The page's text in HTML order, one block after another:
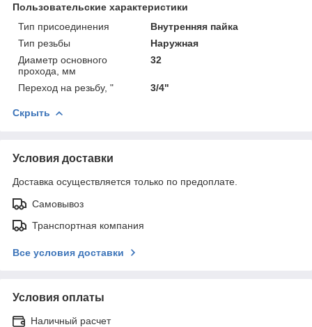
Пользовательские характеристики
Тип присоединения
Внутренняя пайка
Тип резьбы
Наружная
Диаметр основного
прохода, мм
32
Переход на резьбу, " 3/4"
Скрыть
Условия доставки
Доставка осуществляется только по предоплате.
Самовывоз
Транспортная компания
Все условия доставки
Условия оплаты
Наличный расчет